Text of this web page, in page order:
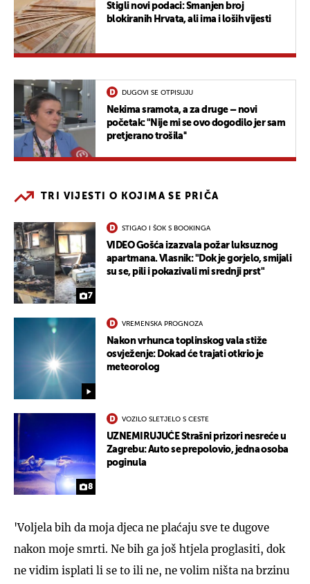
Stigli novi podaci: Smanjen broj
blokiranih Hrvata, ali ima i loših vijesti
DUGOVI SE OTPISUJU
Nekima sramota, a za druge – novi
početak: "Nije mi se ovo dogodilo jer sam
pretjerano trošila''
TRI VIJESTI O KOJIMA SE PRIČA
7
STIGAO I ŠOK S BOOKINGA
VIDEO Gošća izazvala požar luksuznog
apartmana. Vlasnik: "Dok je gorjelo, smijali
su se, pili i pokazivali mi srednji prst"
VREMENSKA PROGNOZA
Nakon vrhunca toplinskog vala stiže
osvježenje: Dokad će trajati otkrio je
meteorolog
8
VOZILO SLETJELO S CESTE
UZNEMIRUJUĆE Strašni prizori nesreće u
Zagrebu: Auto se prepolovio, jedna osoba
poginula
'Voljela bih da moja djeca ne plaćaju sve te dugove
nakon moje smrti. Ne bih ga još htjela proglasiti, dok
ne vidim isplati li se to ili ne, ne volim ništa na brzinu